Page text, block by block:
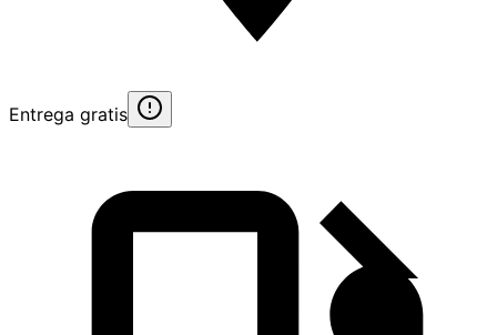
Entrega gratis